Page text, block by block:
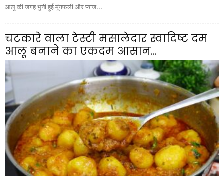
आलू की जगह भुनी हुई मूंगफली और प्याज...
चटकारे वाला टेस्टी मसालेदार स्वादिष्ट दम
आलू बनाने का एकदम आसान...